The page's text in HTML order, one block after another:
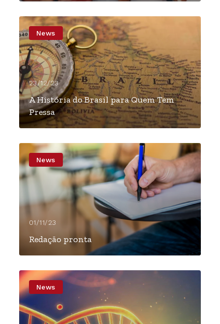
News
23/12/23
A História do Brasil para Quem Tem
Pressa
News
01/11/23
Redação pronta
News